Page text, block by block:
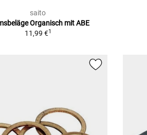
saito
Organisch mit ABE
11,99 €1